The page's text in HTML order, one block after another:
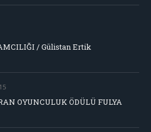
/ Gülistan Ertik
OYUNCULUK ÖDÜLÜ FULYA